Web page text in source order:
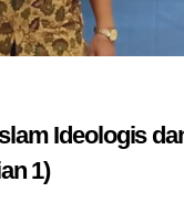
Ideologis
1)